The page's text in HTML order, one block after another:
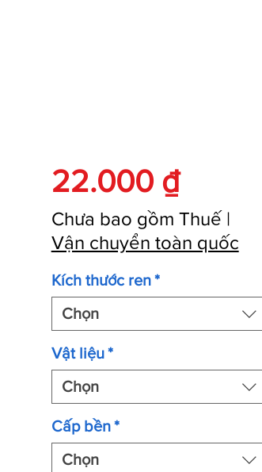
22.000 ₫Giá
Chưa bao gồm Thuế|
Vận chuyển toàn quốc
Kích thước ren*
Chọn
Vật liệu*
Chọn
Cấp bền*
Chọn